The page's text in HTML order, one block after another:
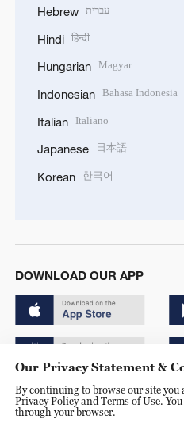
Hebrew עברית
Hindi हिन्दी
Hungarian Magyar
Indonesian Bahasa Indonesia
Italian Italiano
Japanese 日本語
Korean 한국어
DOWNLOAD OUR APP
Copyright © 2024 CGTN.
京ICP备20000184号
Our Privacy Statement &
By continuing to browse our site you
Privacy Policy and Terms of Use.
through your browser.